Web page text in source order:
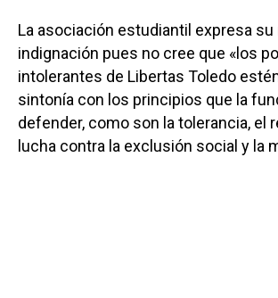
La asociación estudiantil expresa su
indignación pues no cree que «los
intolerantes de Libertas Toledo
sintonía con los principios que la
defender, como son la tolerancia, el
lucha contra la exclusión social y la